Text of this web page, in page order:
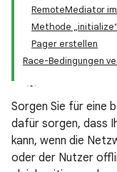
RemoteMediator
Methode
Pager erstellen
Race-Bedingungen
Sorgen Sie für eine
dafür sorgen, dass
kann, wenn die
oder der Nutzer